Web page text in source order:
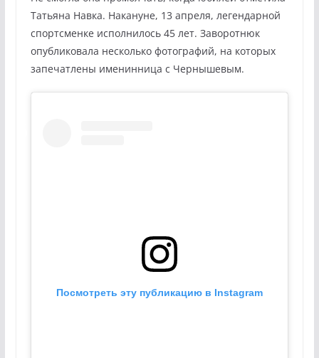
Татьяна Навка. Накануне, 13 апреля, легендарной
спортсменке исполнилось 45 лет. Заворотнюк
опубликовала несколько фотографий, на которых
запечатлены именинница с Чернышевым.
Посмотреть эту публикацию в Instagram